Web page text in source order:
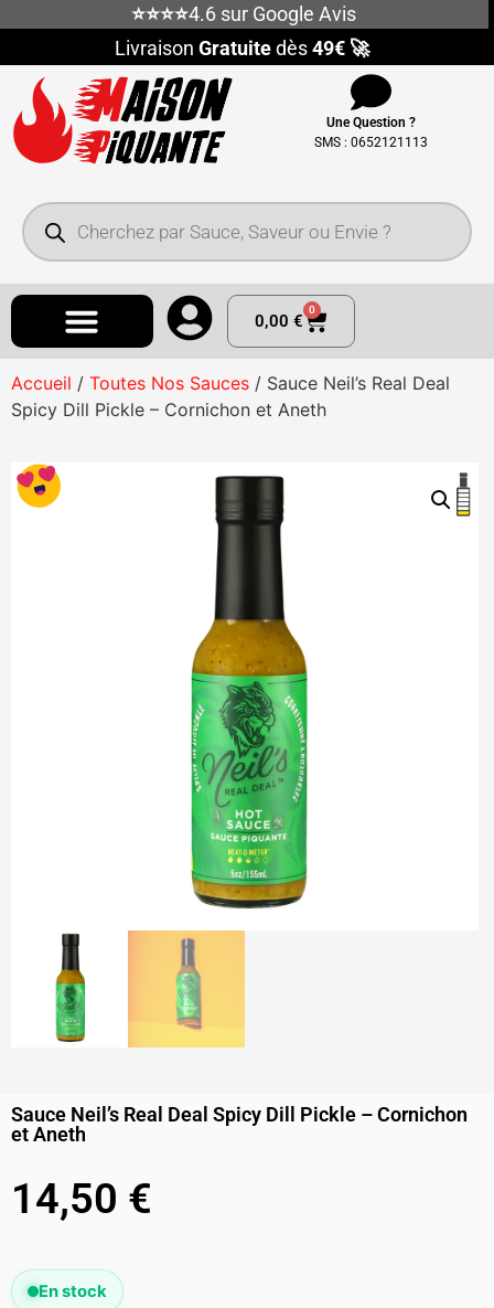
⭐⭐⭐⭐4.6 sur Google Avis
Livraison Gratuitedès49€ 🚀
Une Question ?
SMS : 0652121113
0,00 €
0
Accueil / Toutes Nos Sauces / Sauce Neil’s Real Deal
Spicy Dill Pickle – Cornichon et Aneth
Sauce Neil’s Real Deal Spicy Dill Pickle – Cornichon
et Aneth
14,50 €
En stock